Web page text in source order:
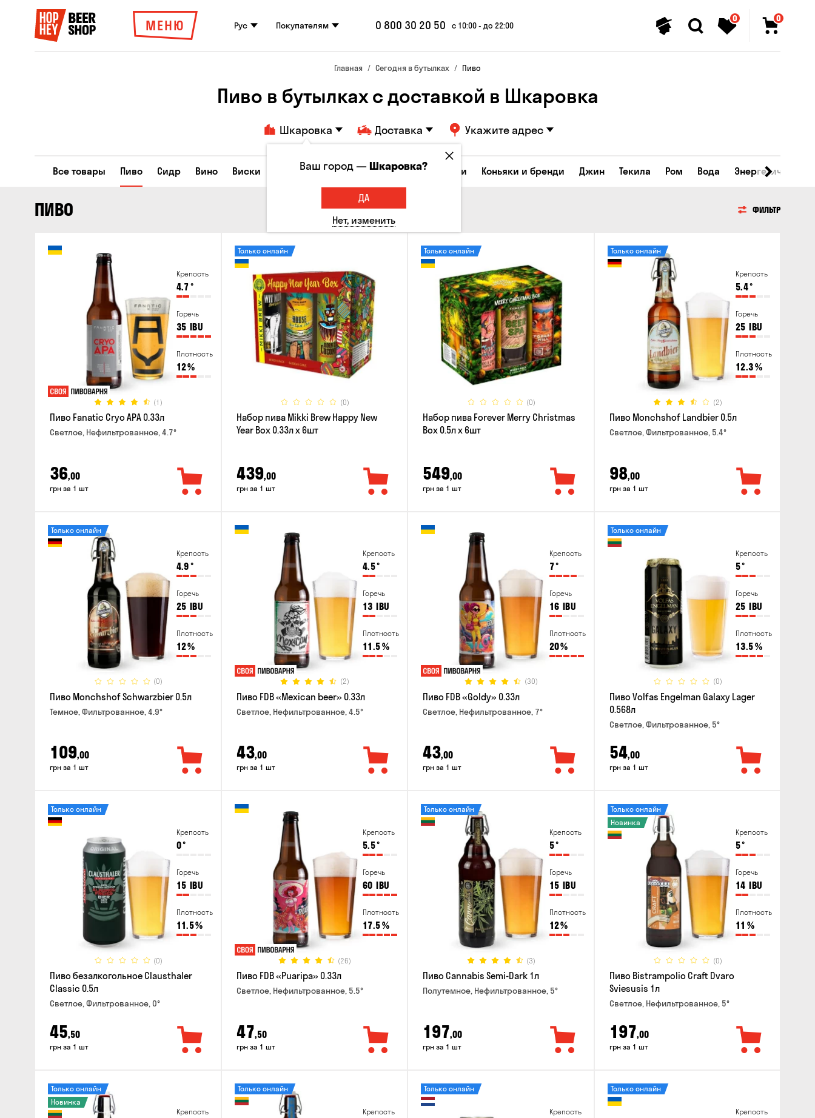
МЕНЮ Рус Покупателям 0 800 30 20 50 с 10:00 - до 22:00
0 0
Главная Сегодня в бутылках Пиво
Пиво в бутылках с доставкой в Шкаровка
Шкаровка Доставка Укажите адрес
Все товары Пиво Сидр Вино Виски Коктейли Соджу Ликеры и настойки Коньяки и бренди Джин Текила Ром Вода Энергетические
ПИВО ФИЛЬТР
Крепость
4.7°
Горечь
35 IBU
Плотность
12%
(1)
Пиво Fanatic Cryo APA 0.33л
Светлое, Нефильтрованное, 4.7°
36,00
грн за 1 шт
(0)
Только онлайн
Набор пива Mikki Brew Happy New
Year Box 0.33л x 6шт
439,00
грн за 1 шт
(0)
Только онлайн
Набор пива Forever Merry Christmas
Box 0.5л x 6шт
549,00
грн за 1 шт
Крепость
5.4°
Горечь
25 IBU
Плотность
12.3%
(2)
Только онлайн
Пиво Monchshof Landbier 0.5л
Светлое, Фильтрованное, 5.4°
98,00
грн за 1 шт
Крепость
4.9°
Горечь
25 IBU
Плотность
12%
(0)
Только онлайн
Пиво Monchshof Schwarzbier 0.5л
Темное, Фильтрованное, 4.9°
109,00
грн за 1 шт
Крепость
4.5°
Горечь
13 IBU
Плотность
11.5%
(2)
Пиво FDB «Mexican beer» 0.33л
Светлое, Нефильтрованное, 4.5°
43,00
грн за 1 шт
Крепость
7°
Горечь
16 IBU
Плотность
20%
(30)
Пиво FDB «Goldy» 0.33л
Светлое, Нефильтрованное, 7°
43,00
грн за 1 шт
Крепость
5°
Горечь
25 IBU
Плотность
13.5%
(0)
Только онлайн
Пиво Volfas Engelman Galaxy Lager
0.568л
Светлое, Фильтрованное, 5°
54,00
грн за 1 шт
Крепость
0°
Горечь
15 IBU
Плотность
11.5%
(0)
Только онлайн
Пиво безалкогольное Clausthaler
Classic 0.5л
Светлое, Фильтрованное, 0°
45,50
грн за 1 шт
Крепость
5.5°
Горечь
60 IBU
Плотность
17.5%
(26)
Пиво FDB «Puaripa» 0.33л
Светлое, Нефильтрованное, 5.5°
47,50
грн за 1 шт
Крепость
5°
Горечь
15 IBU
Плотность
12%
(3)
Только онлайн
Пиво Cannabis Semi-Dark 1л
Полутемное, Нефильтрованное, 5°
197,00
грн за 1 шт
Крепость
5°
Горечь
14 IBU
Плотность
11 %
(0)
Только онлайн
Новинка
Пиво Bistrampolio Craft Dvaro
Sviesusis 1л
Светлое, Нефильтрованное, 5°
197,00
грн за 1 шт
Крепость
Только онлайн
Новинка
Крепость
Только онлайн
Крепость
Только онлайн
Крепость
Только онлайн
Ваш город —Шкаровка?
ДА
Нет, изменить